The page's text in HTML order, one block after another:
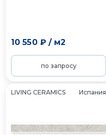
10 550 ₽/ м2
по запросу
LIVING CERAMICS Испания